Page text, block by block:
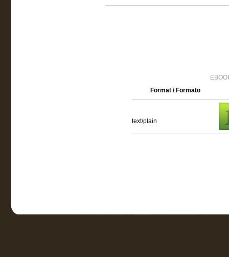
Format / Formato
text/plain